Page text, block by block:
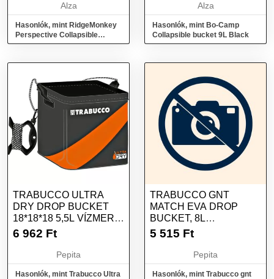
Alza
Hasonlók, mint RidgeMonkey
Perspective Collapsible
Bucket 10l
Alza
Hasonlók, mint Bo-Camp
Collapsible bucket 9L Black
TRABUCCO ULTRA
DRY DROP BUCKET
18*18*18 5,5L VÍZMERŐ
VÖDÖR
6 962 Ft
Pepita
Hasonlók, mint Trabucco Ultra
TRABUCCO GNT
MATCH EVA DROP
BUCKET, 8L
ÖSSZECSUKHATÓ
5 515 Ft
Pepita
Hasonlók, mint Trabucco gnt